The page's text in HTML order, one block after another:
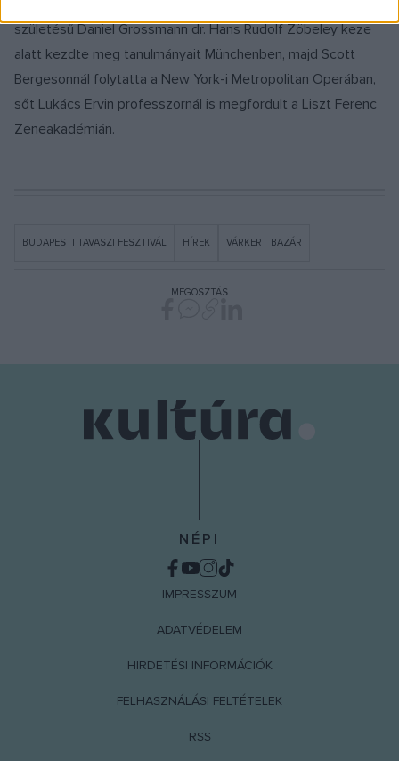
születésű Daniel Grossmann dr. Hans Rudolf Zöbeley keze
alatt kezdte meg tanulmányait Münchenben, majd Scott
Bergesonnál folytatta a New York-i Metropolitan Operában,
sőt Lukács Ervin professzornál is megfordult a Liszt Ferenc
Zeneakadémián.
BUDAPESTI TAVASZI FESZTIVÁL HÍREK VÁRKERT BAZÁR
MEGOSZTÁS
NÉPI
IMPRESSZUM
ADATVÉDELEM
HIRDETÉSI INFORMÁCIÓK
FELHASZNÁLÁSI FELTÉTELEK
RSS